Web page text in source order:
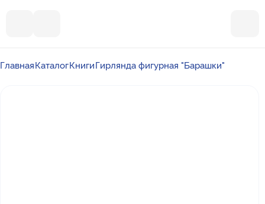
ГлавнаяКаталогКнигиГирлянда фигурная "Барашки"